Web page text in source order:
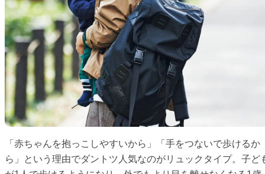
「赤ちゃんを抱っこしやすいから」「手をつないで歩けるか
ら」という理由でダントツ人気なのがリュックタイプ。子ど